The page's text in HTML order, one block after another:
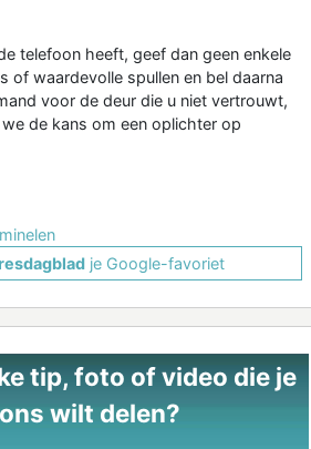
telefoon heeft, geef dan geen enkele
of waardevolle spullen en bel daarna
voor de deur die u niet vertrouwt,
de kans om een oplichter op
je Google-favoriet
tip, foto of video die je
wilt delen?